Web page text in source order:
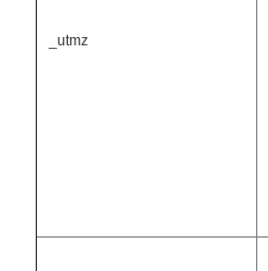
_utmz